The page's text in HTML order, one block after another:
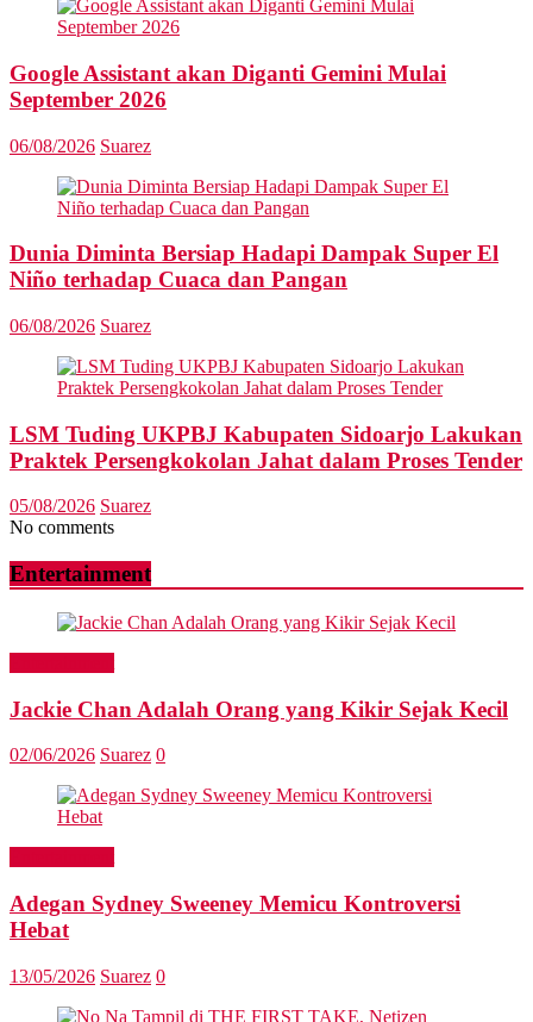
Google Assistant akan Diganti Gemini Mulai
September 2026
06/08/2026 Suarez
Dunia Diminta Bersiap Hadapi Dampak Super El
Niño terhadap Cuaca dan Pangan
06/08/2026 Suarez
LSM Tuding UKPBJ Kabupaten Sidoarjo Lakukan
Praktek Persengkokolan Jahat dalam Proses Tender
05/08/2026 Suarez
No comments
Entertainment
Jackie Chan Adalah Orang yang Kikir Sejak Kecil
02/06/2026 Suarez 0
Adegan Sydney Sweeney Memicu Kontroversi
Hebat
13/05/2026 Suarez 0